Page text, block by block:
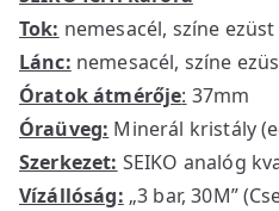
n
a
l
p
r
i
n
t
p
r
i
c
Tok: nemesacél, színe ezüst
Lánc: nemesacél, színe
Óratok átmérője: 37mm
Óraüveg: Minerál kristály
Szerkezet: SEIKO analóg
Vízállóság: „3 bar, 30M”